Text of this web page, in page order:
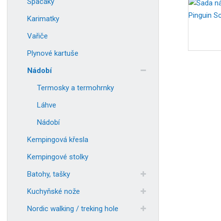
Karimatky
Vařiče
Plynové kartuše
Nádobí
Termosky a termohrnky
Láhve
Nádobí
Kempingová křesla
Kempingové stolky
Batohy, tašky
Kuchyňské nože
Nordic walking / treking hole